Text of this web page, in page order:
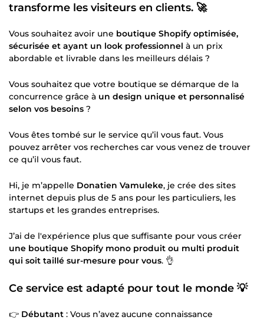
transforme les visiteurs en clients. 🚀
Vous souhaitez avoir une boutique Shopify optimisée,
sécurisée et ayant un look professionnel à un prix
abordable et livrable dans les meilleurs délais ?
Vous souhaitez que votre boutique se démarque de la
concurrence grâce à un design unique et personnalisé
selon vos besoins ?
Vous êtes tombé sur le service qu’il vous faut. Vous
pouvez arrêter vos recherches car vous venez de trouver
ce qu’il vous faut.
Hi, je m’appelle Donatien Vamuleke, je crée des sites
internet depuis plus de 5 ans pour les particuliers, les
startups et les grandes entreprises.
J’ai de l'expérience plus que suffisante pour vous créer
une boutique Shopify mono produit ou multi produit
qui soit taillé sur-mesure pour vous. 👌
Ce service est adapté pour tout le monde 💡
👉 Débutant : Vous n’avez aucune connaissance